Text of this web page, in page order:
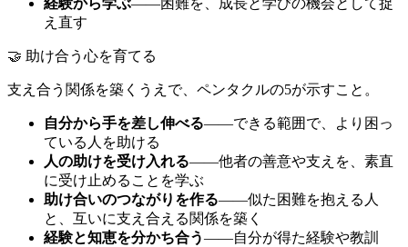
経験から学ぶ——困難を、成長と学びの機会として捉
え直す
🤝 助け合う心を育てる
支え合う関係を築くうえで、ペンタクルの5が示すこと。
自分から手を差し伸べる——できる範囲で、より困っ
ている人を助ける
人の助けを受け入れる——他者の善意や支えを、素直
に受け止めることを学ぶ
助け合いのつながりを作る——似た困難を抱える人
と、互いに支え合える関係を築く
経験と知恵を分かち合う——自分が得た経験や教訓